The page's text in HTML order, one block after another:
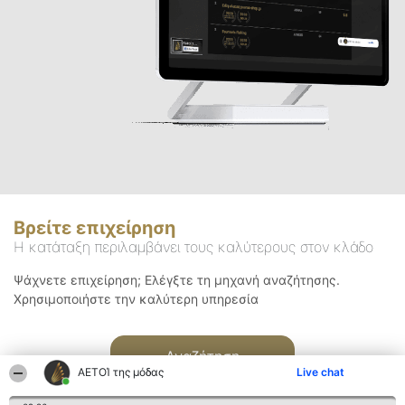
ΑΕΤΟΊ της μόδας Live chat
Βρείτε επιχείρηση
Η κατάταξη περιλαμβάνει τους καλύτερους στον κλάδο
Ψάχνετε επιχείρηση; Ελέγξτε τη μηχανή αναζήτησης.
Χρησιμοποιήστε την καλύτερη υπηρεσία
Αναζήτηση